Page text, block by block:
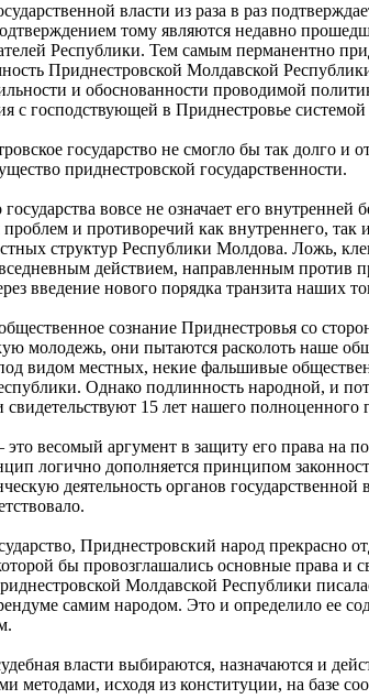
власти из раза в раз
тому являются недавно
Республики. Тем самым перманентно
Приднестровской Молдавской
и обоснованности проводимой
с господствующей в Приднестровье
государство не смогло бы так долго
приднестровской государственности.
вовсе не означает его
и противоречий как внутреннего,
структур Республики Молдова. Ложь,
действием, направленным против
введение нового порядка транзита наших
сознание Приднестровья со
молодежь, они пытаются расколоть наше
видом местных, некие фальшивые
Однако подлинность народной, и
15 лет нашего полноценного
это весомый аргумент в защиту его права
логично дополняется принципом
деятельность органов государственной
Приднестровский народ прекрасно
бы провозглашались основные права и
Молдавской Республики
самим народом. Это и определило ее
власти выбираются, назначаются и
исходя из конституции, на базе